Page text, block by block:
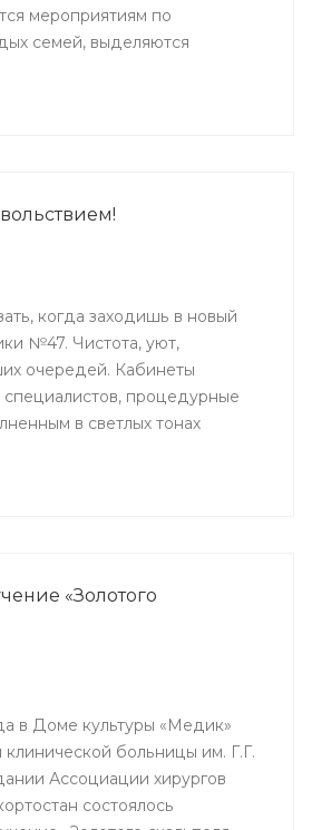
мероприятиям по
семей, выделяются
строятся современные
когда заходишь в новый
№47. Чистота, уют,
очередей. Кабинеты
специалистов, процедурные
в светлых тонах
«Золотого
в Доме культуры «Медик»
больницы им. Г.Г.
Ассоциации хирургов
состоялось